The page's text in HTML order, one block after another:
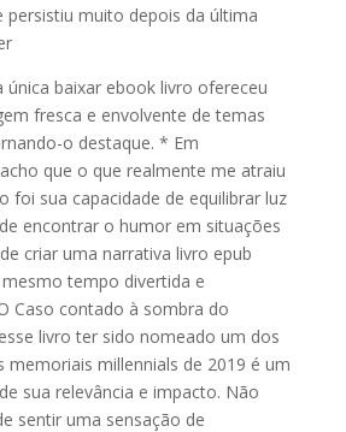
persistiu muito depois da última
única baixar ebook livro ofereceu
fresca e envolvente de temas
o destaque. * Em
que o que realmente me atraiu
foi sua capacidade de equilibrar luz
encontrar o humor em situações
criar uma narrativa livro epub
tempo divertida e
Caso contado à sombra do
livro ter sido nomeado um dos
memoriais millennials de 2019 é um
sua relevância e impacto. Não
sentir uma sensação de